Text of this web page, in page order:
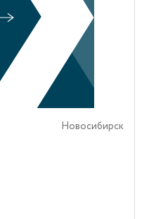
Новосибирск